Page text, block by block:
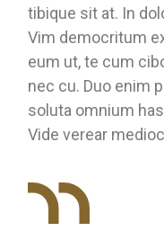
tibique sit at. In
Vim democritum
eum ut, te cum
nec cu. Duo enim
soluta omnium
Vide verear